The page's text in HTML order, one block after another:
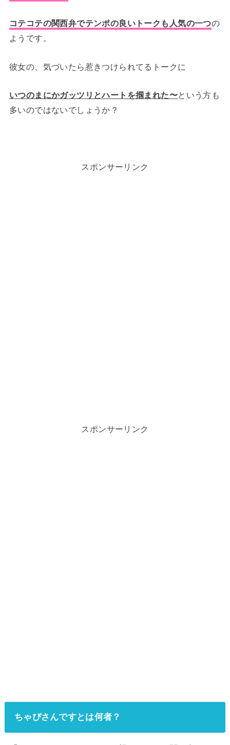
コテコテの関西弁でテンポの良いトークも人気の一つの
ようです。
彼女の、気づいたら惹きつけられてるトークに
いつのまにかガッツリとハートを掴まれた〜という方も
多いのではないでしょうか？
スポンサーリンク
スポンサーリンク
ちゃぴさんですとは何者？